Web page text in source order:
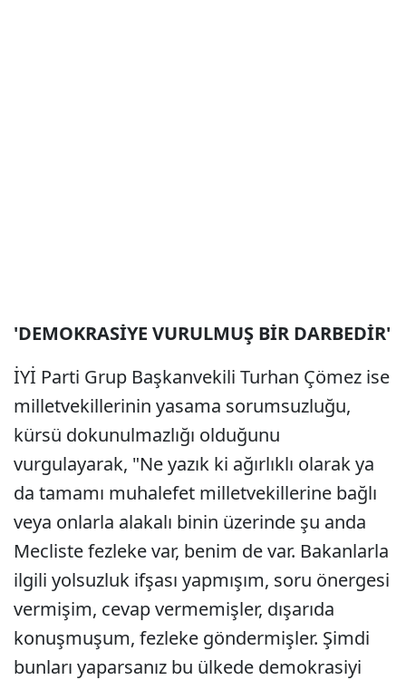
'DEMOKRASİYE VURULMUŞ BİR DARBEDİR'
İYİ Parti Grup Başkanvekili Turhan Çömez ise
milletvekillerinin yasama sorumsuzluğu,
kürsü dokunulmazlığı olduğunu
vurgulayarak, "Ne yazık ki ağırlıklı olarak ya
da tamamı muhalefet milletvekillerine bağlı
veya onlarla alakalı binin üzerinde şu anda
Mecliste fezleke var, benim de var. Bakanlarla
ilgili yolsuzluk ifşası yapmışım, soru önergesi
vermişim, cevap vermemişler, dışarıda
konuşmuşum, fezleke göndermişler. Şimdi
bunları yaparsanız bu ülkede demokrasiyi